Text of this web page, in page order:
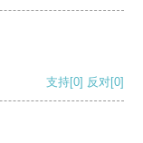
支持[0] 反对[0]